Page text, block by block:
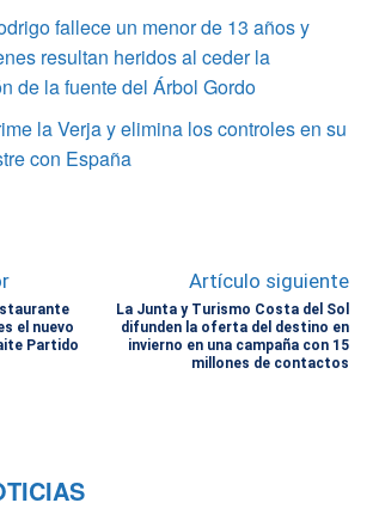
fallece un menor de 13 años y
resultan heridos al ceder la
de la fuente del Árbol Gordo
la Verja y elimina los controles en su
con España
el nuevo
Partido
Artículo siguiente
La Junta y Turismo Costa del Sol
difunden la oferta del destino en
invierno en una campaña con 15
millones de contactos